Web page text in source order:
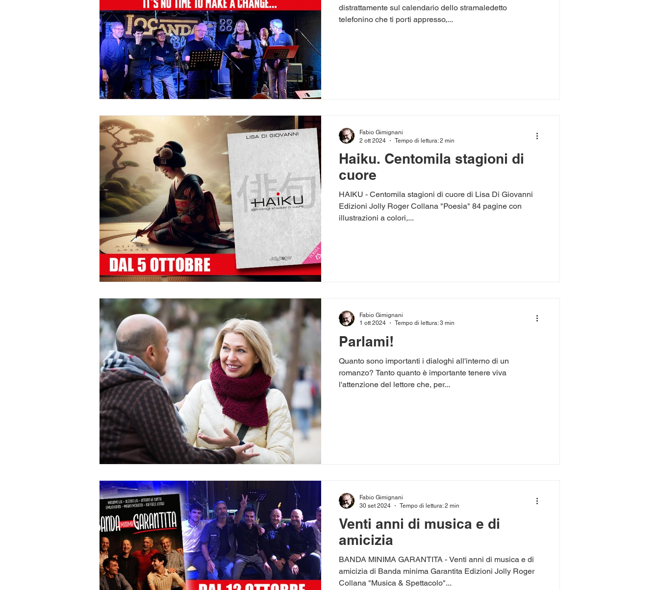
distrattamente sul calendario dello stramaledetto
telefonino che ti porti appresso,...
Haiku. Centomila stagioni di
cuore
HAIKU - Centomila stagioni di cuore di Lisa Di Giovanni
Edizioni Jolly Roger Collana "Poesia" 84 pagine con
illustrazioni a colori,...
Fabio Gimignani
2 ott 2024
Tempo di lettura: 2 min
Parlami!
Quanto sono importanti i dialoghi all'interno di un
romanzo? Tanto quanto è importante tenere viva
l'attenzione del lettore che, per...
Fabio Gimignani
1 ott 2024
Tempo di lettura: 3 min
Venti anni di musica e di
amicizia
BANDA MINIMA GARANTITA - Venti anni di musica e di
amicizia di Banda minima Garantita Edizioni Jolly Roger
Collana "Musica & Spettacolo"...
Fabio Gimignani
30 set 2024
Tempo di lettura: 2 min